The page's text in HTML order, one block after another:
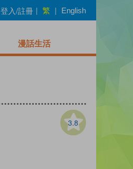
登入/註冊 | 繁 | English
漫話生活
3.8